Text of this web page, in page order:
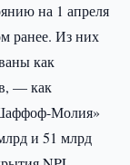
на 1 апреля
ранее. Из них
как
— как
Молия»
и 51 млрд